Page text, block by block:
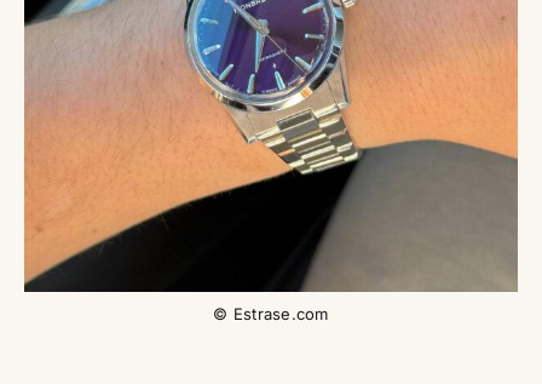
© Estrase.com